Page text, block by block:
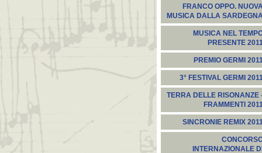
FRANCO OPPO. NUOVA
MUSICA DALLA SARDEGNA
MUSICA NEL
PRESENTE 2011
PREMIO GERMI 2011
3° FESTIVAL GERMI 2011
TERRA DELLE RISONANZE
FRAMMENTI 2011
SINCRONIE REMIX 2011
INTERNAZIONALE DI